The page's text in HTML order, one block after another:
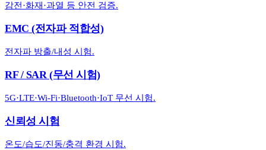
감전·화재·과열 등 안전 검증.
EMC (전자파 적합성)
전자파 방출/내성 시험.
RF / SAR (무선 시험)
5G·LTE·Wi-Fi·Bluetooth·IoT 무선 시험.
신뢰성 시험
온도/습도/진동/충격 환경 시험.